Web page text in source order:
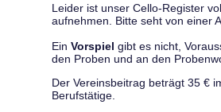
Leider ist unser Cello-Register
aufnehmen. Bitte seht von einer
Ein Vorspiel gibt es nicht,
den Proben und an den
Der Vereinsbeitrag beträgt 35 €
Berufstätige.